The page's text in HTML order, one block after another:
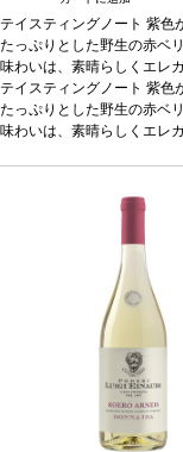
テイスティングノート 紫色
たっぷりとした野生の赤ベ
味わいは、素晴らしくエレ
ロマーニャ料理、ハムなど
ェーゼ 80%、カベルネ・
在庫切れの場合、在庫があ
テイスティングノート 紫色
たっぷりとした野生の赤ベ
味わいは、素晴らしくエレ
在庫切れの場合、在庫があ
されます、ご了承ください。